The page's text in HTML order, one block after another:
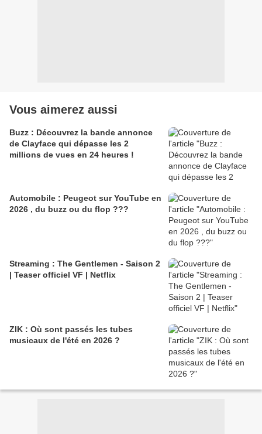
Vous aimerez aussi
Buzz : Découvrez la bande annonce
de Clayface qui dépasse les 2
millions de vues en 24 heures !
Automobile : Peugeot sur YouTube en
2026 , du buzz ou du flop ???
Streaming : The Gentlemen - Saison 2
| Teaser officiel VF | Netflix
ZIK : Où sont passés les tubes
musicaux de l'été en 2026 ?